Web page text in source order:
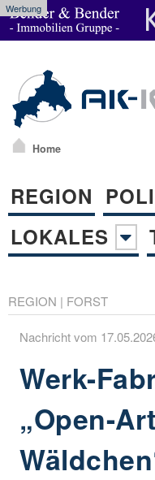
Werbung
Home
REGION
LOKALES
REGION | FORST
Nachricht vom
Werk-
„Open-